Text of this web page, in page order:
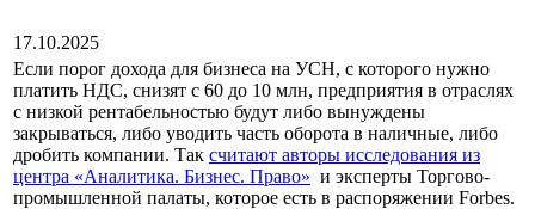
17.10.2025
Если порог дохода для бизнеса на УСН, с которого нужно
платить НДС, снизят с 60 до 10 млн, предприятия в отраслях
с низкой рентабельностью будут либо вынуждены
закрываться, либо уводить часть оборота в наличные, либо
дробить компании. Так считают авторы исследования из
центра «Аналитика. Бизнес. Право» и эксперты Торгово-
промышленной палаты, которое есть в распоряжении Forbes.